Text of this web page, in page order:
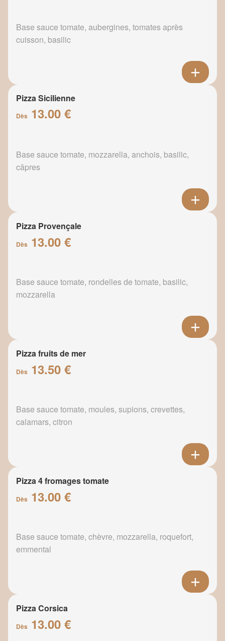
Base sauce tomate, aubergines, tomates après
cuisson, basilic
Pizza Sicilienne
Dès 13.00 €
Base sauce tomate, mozzarella, anchois, basilic,
câpres
Pizza Provençale
Dès 13.00 €
Base sauce tomate, rondelles de tomate, basilic,
mozzarella
Pizza fruits de mer
Dès 13.50 €
Base sauce tomate, moules, supions, crevettes,
calamars, citron
Pizza 4 fromages tomate
Dès 13.00 €
Base sauce tomate, chèvre, mozzarella, roquefort,
emmental
Pizza Corsica
Dès 13.00 €